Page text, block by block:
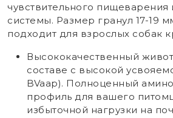
чувствительного
системы. Размер гранул 17-19
подходит для взрослых собак
Высококачественный
составе с высокой
BVaap). Полноценный
профиль для вашего
избыточной нагрузки на